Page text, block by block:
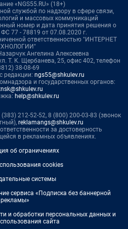
«NGS55.RU» (18+)
службой по надзору в сфере связи,
и массовых коммуникаций
номер и дата принятия решения о
77 - 78819 от 07.08.2020 г.
ответственностью "ИНТЕРНЕТ
Ангелина Алексеевна
Т. К. Щербанева, 25, офис 402, телефон
38-08-69
редакции: ngs55@shkulev.ru
и государственных органов:
help@shkulev.ru
212-52-52, 8 (800) 200-03-83 (звонок
reklamangs@shkulev.ru
за достоверность
в рекламных объявлениях.
об ограничениях
cookies
системы
сервиса «Подписка без баннерной
рекламы»
и обработки персональных данных и
сайта